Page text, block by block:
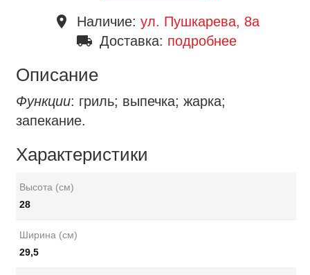
place Наличие: ул. Пушкарева, 8a
local_shipping Доставка: подробнее
Описание
Функции: гриль; выпечка; жарка;
запекание.
Характеристики
Высота (см)
28
Ширина (см)
29,5